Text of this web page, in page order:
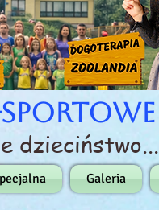
dzieciństwo...
Galeria